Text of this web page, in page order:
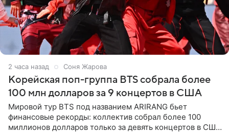
2 часа назад Соня Жарова
Корейская поп-группа BTS собрала более
100 млн долларов за 9 концертов в США
Мировой тур BTS под названием ARIRANG бьет
финансовые рекорды: коллектив собрал более 100
миллионов долларов только за девять концертов в США.